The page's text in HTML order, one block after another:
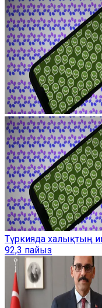
Түркияда халықтың
92,3 пайыз